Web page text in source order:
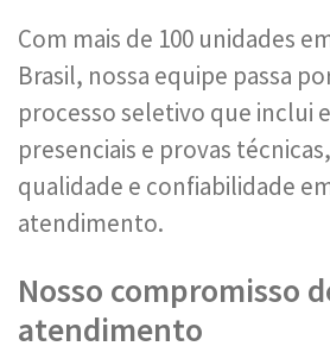
Com mais de 100 unidades
Brasil, nossa equipe passa
processo seletivo que inclui
presenciais e provas
qualidade e confiabilidade
atendimento.
Nosso compromisso
atendimento